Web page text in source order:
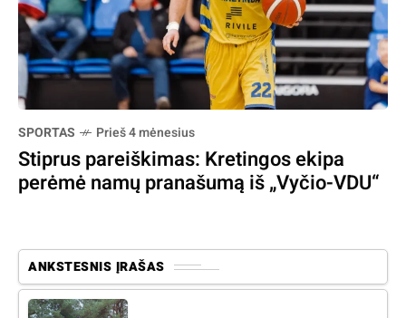
SPORTAS Prieš 4 mėnesius
Stiprus pareiškimas: Kretingos ekipa
perėmė namų pranašumą iš „Vyčio-VDU“
ANKSTESNIS ĮRAŠAS